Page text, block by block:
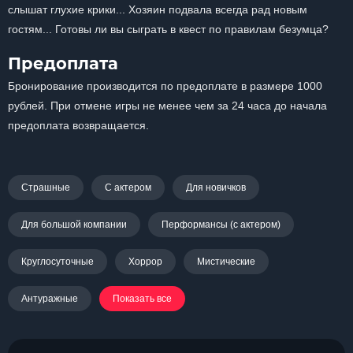
слышат глухие крики... Хозяин подвала всегда рад новым
гостям... Готовы ли вы сыграть в квест по правилам безумца?
Предоплата
Бронирование производится по предоплате в размере 1000
рублей. При отмене игры не менее чем за 24 часа до начала
предоплата возвращается.
Страшные С актером Для новичков
Для большой компании Перформансы (с актером)
Круглосуточные Хоррор Мистические
Антуражные Показать все